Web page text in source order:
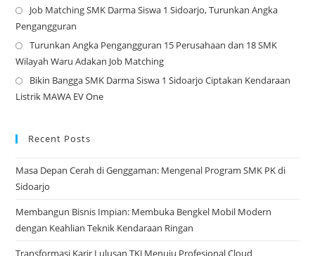
Job Matching SMK Darma Siswa 1 Sidoarjo, Turunkan Angka
Pengangguran
Turunkan Angka Pengangguran 15 Perusahaan dan 18 SMK
Wilayah Waru Adakan Job Matching
Bikin Bangga SMK Darma Siswa 1 Sidoarjo Ciptakan Kendaraan
Listrik MAWA EV One
Recent Posts
Masa Depan Cerah di Genggaman: Mengenal Program SMK PK di
Sidoarjo
Membangun Bisnis Impian: Membuka Bengkel Mobil Modern
dengan Keahlian Teknik Kendaraan Ringan